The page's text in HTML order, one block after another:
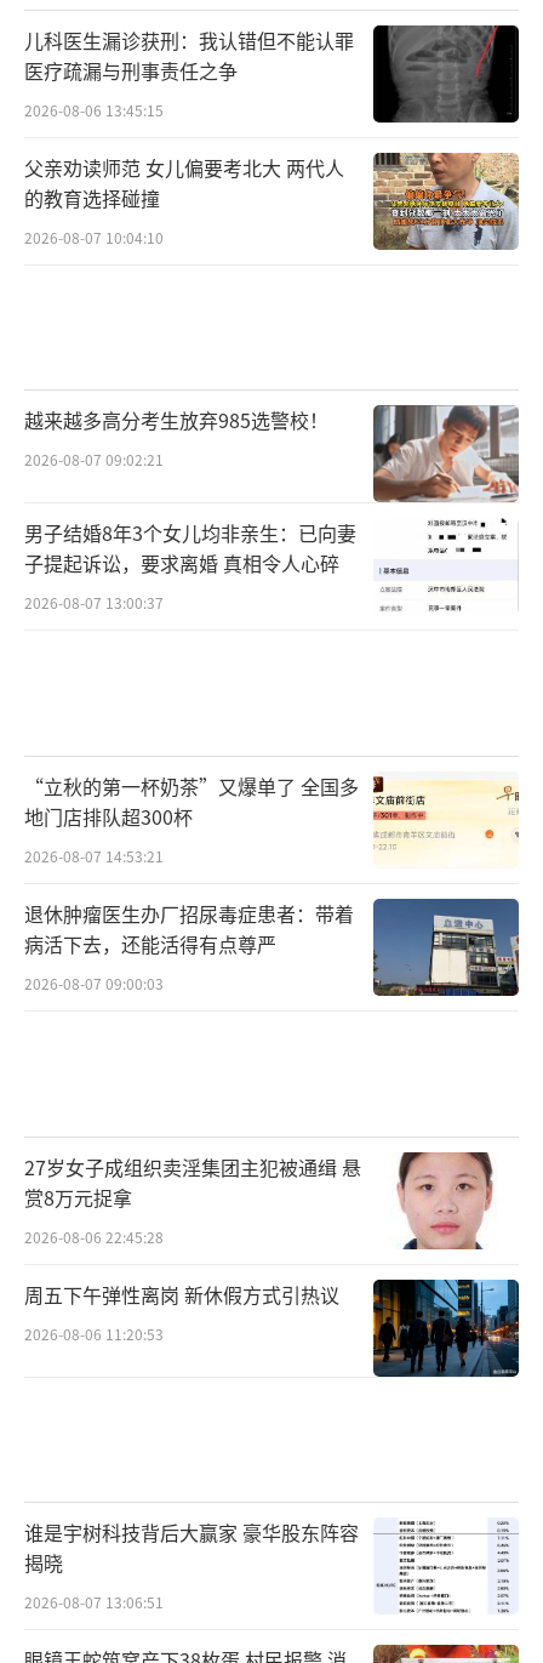
儿科医生漏诊获刑：我认错但不能认罪
医疗疏漏与刑事责任之争
2026-08-06 13:45:15
父亲劝读师范 女儿偏要考北大 两代人
的教育选择碰撞
2026-08-07 10:04:10
越来越多高分考生放弃985选警校！
2026-08-07 09:02:21
男子结婚8年3个女儿均非亲生：已向妻
子提起诉讼，要求离婚 真相令人心碎
2026-08-07 13:00:37
“立秋的第一杯奶茶”又爆单了 全国多
地门店排队超300杯
2026-08-07 14:53:21
退休肿瘤医生办厂招尿毒症患者：带着
病活下去，还能活得有点尊严
2026-08-07 09:00:03
27岁女子成组织卖淫集团主犯被通缉 悬
赏8万元捉拿
2026-08-06 22:45:28
周五下午弹性离岗 新休假方式引热议
2026-08-06 11:20:53
谁是宇树科技背后大赢家 豪华股东阵容
揭晓
2026-08-07 13:06:51